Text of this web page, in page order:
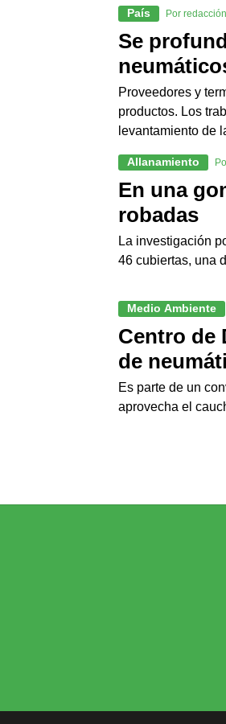
País Por redacción
Se
Proveedores y
productos. Los
levantamiento de
Allanamiento
En una
robadas
La investigación
46 cubiertas, una
Medio Ambiente
Centro de
de
Es parte de un
aprovecha el